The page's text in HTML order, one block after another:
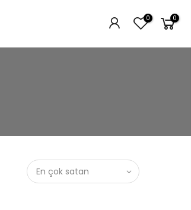
0 0
En çok satan